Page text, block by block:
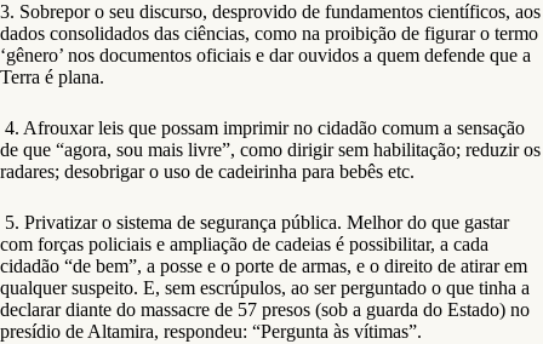
3. Sobrepor o seu discurso, desprovido de fundamentos científicos, aos
dados consolidados das ciências, como na proibição de figurar o termo
‘gênero’ nos documentos oficiais e dar ouvidos a quem defende que a
Terra é plana.
4. Afrouxar leis que possam imprimir no cidadão comum a sensação
de que “agora, sou mais livre”, como dirigir sem habilitação; reduzir os
radares; desobrigar o uso de cadeirinha para bebês etc.
5. Privatizar o sistema de segurança pública. Melhor do que gastar
com forças policiais e ampliação de cadeias é possibilitar, a cada
cidadão “de bem”, a posse e o porte de armas, e o direito de atirar em
qualquer suspeito. E, sem escrúpulos, ao ser perguntado o que tinha a
declarar diante do massacre de 57 presos (sob a guarda do Estado) no
presídio de Altamira, respondeu: “Pergunta às vítimas”.